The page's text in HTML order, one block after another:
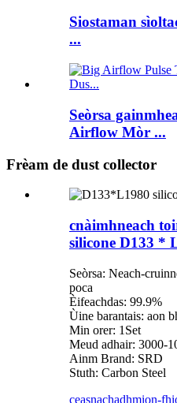
Siostaman
...
Seòrsa
Airflow Mòr ...
Frèam de dust collector
cnàimhneach
silicone D133 *
Seòrsa: Neach-
poca
Èifeachdas: 99.9%
Ùine barantais: aon
Min orer: 1Set
Meud adhair: 3000-
Ainm Brand: SRD
Stuth: Carbon Steel
ceasnachadhmion-